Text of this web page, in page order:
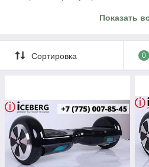
Быстрый и качественный ремонт
Бесплатная диагностика, выезд
время и место!
Предоствляем гарантию до 12
гироскутера!
Показать
Сортировка 0